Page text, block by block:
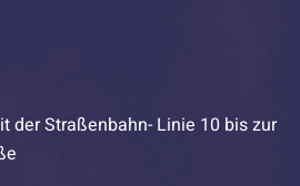
der Straßenbahn- Linie 10 bis zur